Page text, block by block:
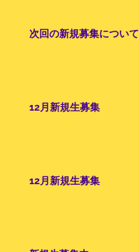
次回の新規募集について
12月新規生募集
12月新規生募集